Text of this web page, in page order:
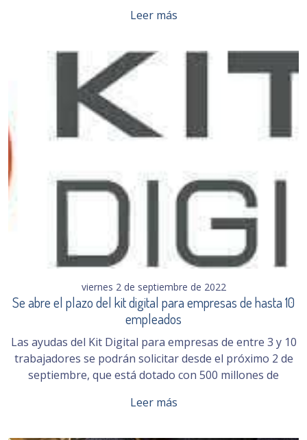
Leer más
viernes 2 de septiembre de 2022
Se abre el plazo del kit digital para empresas de hasta 10
empleados
Las ayudas del Kit Digital para empresas de entre 3 y 10
trabajadores se podrán solicitar desde el próximo 2 de
septiembre, que está dotado con 500 millones de
Leer más